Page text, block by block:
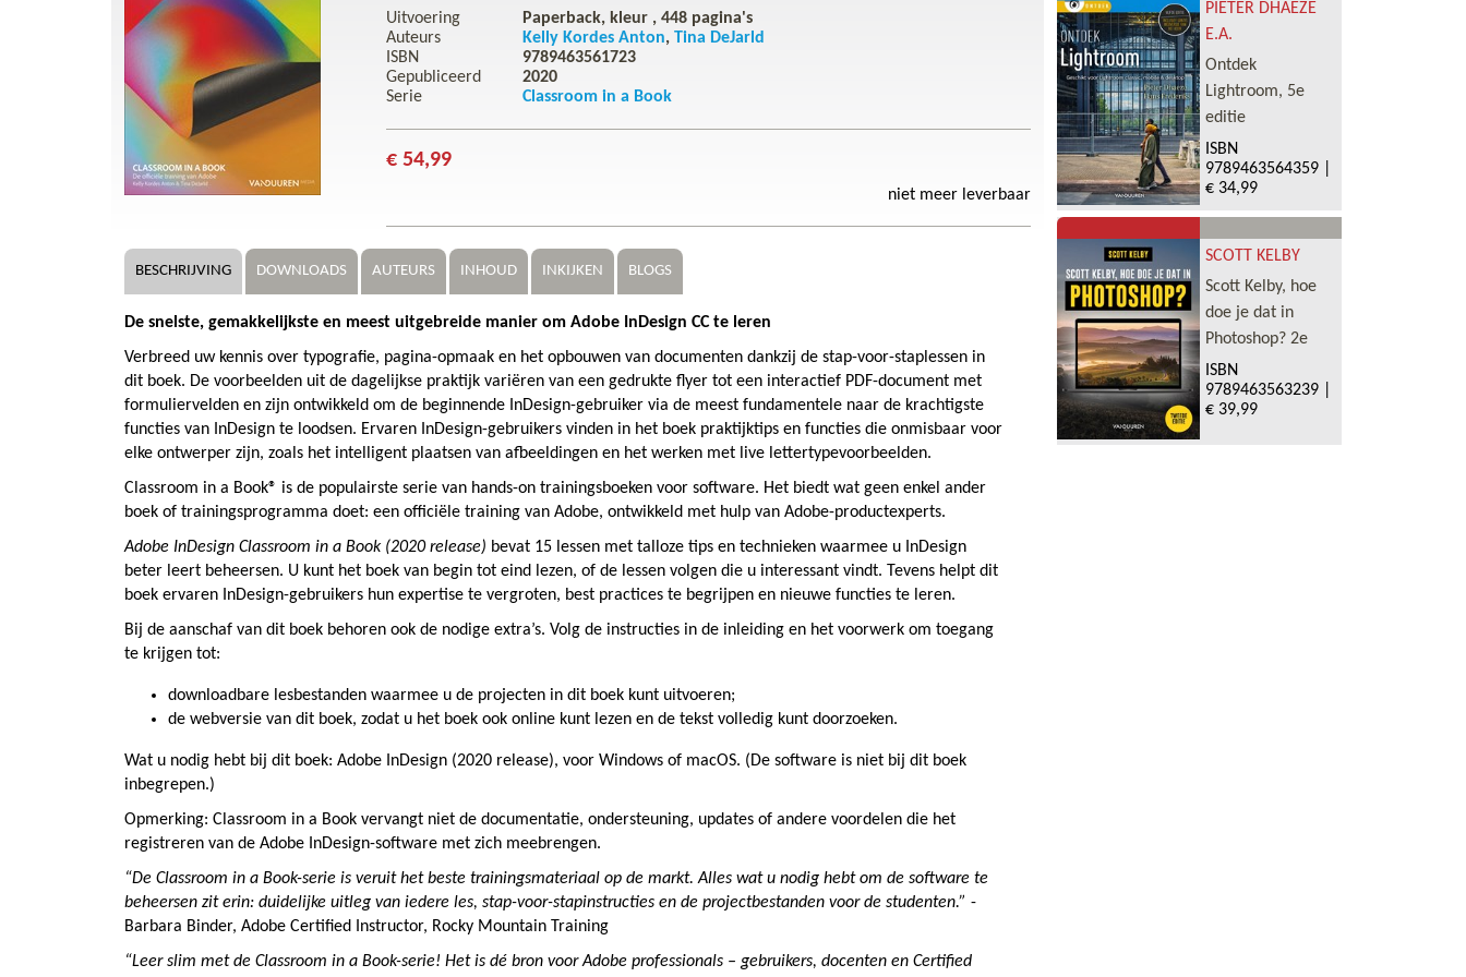
Uitvoering Paperback, kleur , 448 pagina's
Auteurs
Kelly Kordes Anton Tina DeJarld
ISBN
9789463561723
Gepubliceerd
2020
Serie
Classroom in a Book
€ 54,99
niet meer leverbaar
BESCHRIJVING DOWNLOADS AUTEURS INHOUD INKIJKEN BLOGS
De snelste, gemakkelijkste en meest uitgebreide manier om Adobe InDesign CC te leren
Verbreed uw kennis over typografie, pagina-opmaak en het opbouwen van documenten dankzij de stap-voor-staplessen in
dit boek. De voorbeelden uit de dagelijkse praktijk variëren van een gedrukte flyer tot een interactief PDF-document met
formuliervelden en zijn ontwikkeld om de beginnende InDesign-gebruiker via de meest fundamentele naar de krachtigste
functies van InDesign te loodsen. Ervaren InDesign-gebruikers vinden in het boek praktijktips en functies die onmisbaar voor
elke ontwerper zijn, zoals het intelligent plaatsen van afbeeldingen en het werken met live lettertypevoorbeelden.
Classroom in a Book® is de populairste serie van hands-on trainingsboeken voor software. Het biedt wat geen enkel ander
boek of trainingsprogramma doet: een officiële training van Adobe, ontwikkeld met hulp van Adobe-productexperts.
Adobe InDesign Classroom in a Book (2020 release) bevat 15 lessen met talloze tips en technieken waarmee u InDesign
beter leert beheersen. U kunt het boek van begin tot eind lezen, of de lessen volgen die u interessant vindt. Tevens helpt dit
boek ervaren InDesign-gebruikers hun expertise te vergroten, best practices te begrijpen en nieuwe functies te leren.
Bij de aanschaf van dit boek behoren ook de nodige extra’s. Volg de instructies in de inleiding en het voorwerk om toegang
te krijgen tot:
downloadbare lesbestanden waarmee u de projecten in dit boek kunt uitvoeren;
de webversie van dit boek, zodat u het boek ook online kunt lezen en de tekst volledig kunt doorzoeken.
Wat u nodig hebt bij dit boek: Adobe InDesign (2020 release), voor Windows of macOS. (De software is niet bij dit boek
inbegrepen.)
Opmerking: Classroom in a Book vervangt niet de documentatie, ondersteuning, updates of andere voordelen die het
registreren van de Adobe InDesign-software met zich meebrengen.
“De Classroom in a Book-serie is veruit het beste trainingsmateriaal op de markt. Alles wat u nodig hebt om de software te
beheersen zit erin: duidelijke uitleg van iedere les, stap-voor-stapinstructies en de projectbestanden voor de studenten.” -
Barbara Binder, Adobe Certified Instructor, Rocky Mountain Training
“Leer slim met de Classroom in a Book-serie! Het is dé bron voor Adobe professionals – gebruikers, docenten en Certified
PIETER DHAEZE
E.A.
Ontdek
Lightroom, 5e
editie
ISBN
9789463564359|
€ 34,99
SCOTT KELBY
Scott Kelby, hoe
doe je dat in
Photoshop? 2e
ISBN
9789463563239|
€ 39,99